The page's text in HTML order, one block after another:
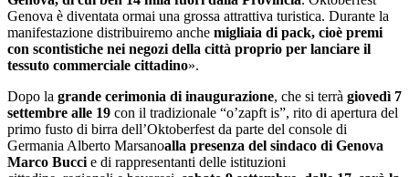
Genova è diventata ormai una grossa attrattiva turistica. Durante la
manifestazione distribuiremo anche migliaia di pack, cioè premi
con scontistiche nei negozi della città proprio per lanciare il
tessuto commerciale cittadino».
Dopo la grande cerimonia di inaugurazione, che si terrà giovedì 7
settembre alle 19 con il tradizionale “o’zapft is”, rito di apertura del
primo fusto di birra dell’Oktoberfest da parte del console di
Germania Alberto Marsanoalla presenza del sindaco di Genova
Marco Bucci e di rappresentanti delle istituzioni